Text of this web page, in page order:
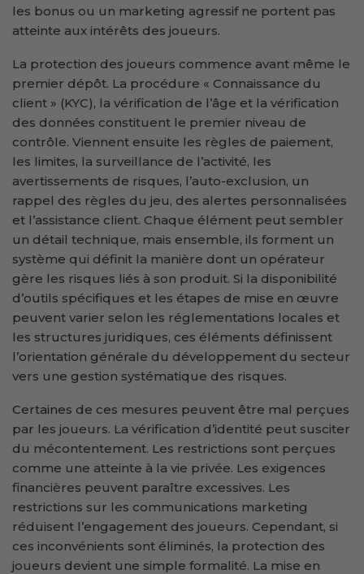
les bonus ou un marketing agressif ne portent pas
atteinte aux intérêts des joueurs.
La protection des joueurs commence avant même le
premier dépôt. La procédure « Connaissance du
client » (KYC), la vérification de l’âge et la vérification
des données constituent le premier niveau de
contrôle. Viennent ensuite les règles de paiement,
les limites, la surveillance de l’activité, les
avertissements de risques, l’auto-exclusion, un
rappel des règles du jeu, des alertes personnalisées
et l’assistance client. Chaque élément peut sembler
un détail technique, mais ensemble, ils forment un
système qui définit la manière dont un opérateur
gère les risques liés à son produit. Si la disponibilité
d’outils spécifiques et les étapes de mise en œuvre
peuvent varier selon les réglementations locales et
les structures juridiques, ces éléments définissent
l’orientation générale du développement du secteur
vers une gestion systématique des risques.
Certaines de ces mesures peuvent être mal perçues
par les joueurs. La vérification d’identité peut susciter
du mécontentement. Les restrictions sont perçues
comme une atteinte à la vie privée. Les exigences
financières peuvent paraître excessives. Les
restrictions sur les communications marketing
réduisent l’engagement des joueurs. Cependant, si
ces inconvénients sont éliminés, la protection des
joueurs devient une simple formalité. La mise en